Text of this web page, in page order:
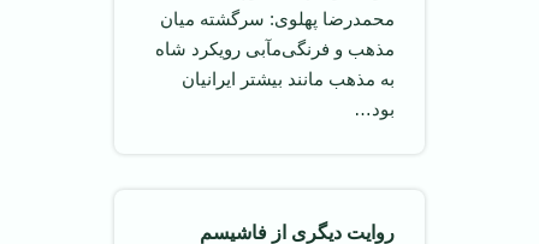
محمدرضا پهلوی: سرگشته میان
مذهب و فرنگی‌مآبی رویکرد شاه
به مذهب مانند بیشتر ایرانیان
بود…
روایت دیگری از فاشیسم